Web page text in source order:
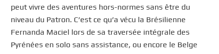
peut vivre des aventures hors-normes sans être du
niveau du Patron. C’est ce qu’a vécu la Brésilienne
Fernanda Maciel lors de sa traversée intégrale des
Pyrénées en solo sans assistance, ou encore le Belge